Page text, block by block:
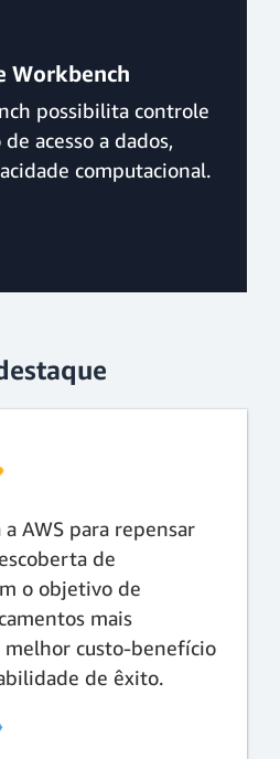
Workbench
possibilita controle
acesso a dados,
computacional.
AWS para repensar
de
o objetivo de
mais
melhor custo-benefício
de êxito.